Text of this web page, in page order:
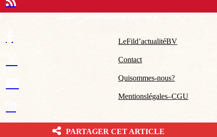
Le Fil d’actualité BV
Contact
Qui sommes-nous ?
Mentions légales – CGU
PARTAGER CET ARTICLE